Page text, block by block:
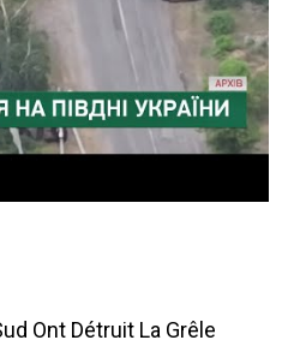
Ont Détruit La Grêle